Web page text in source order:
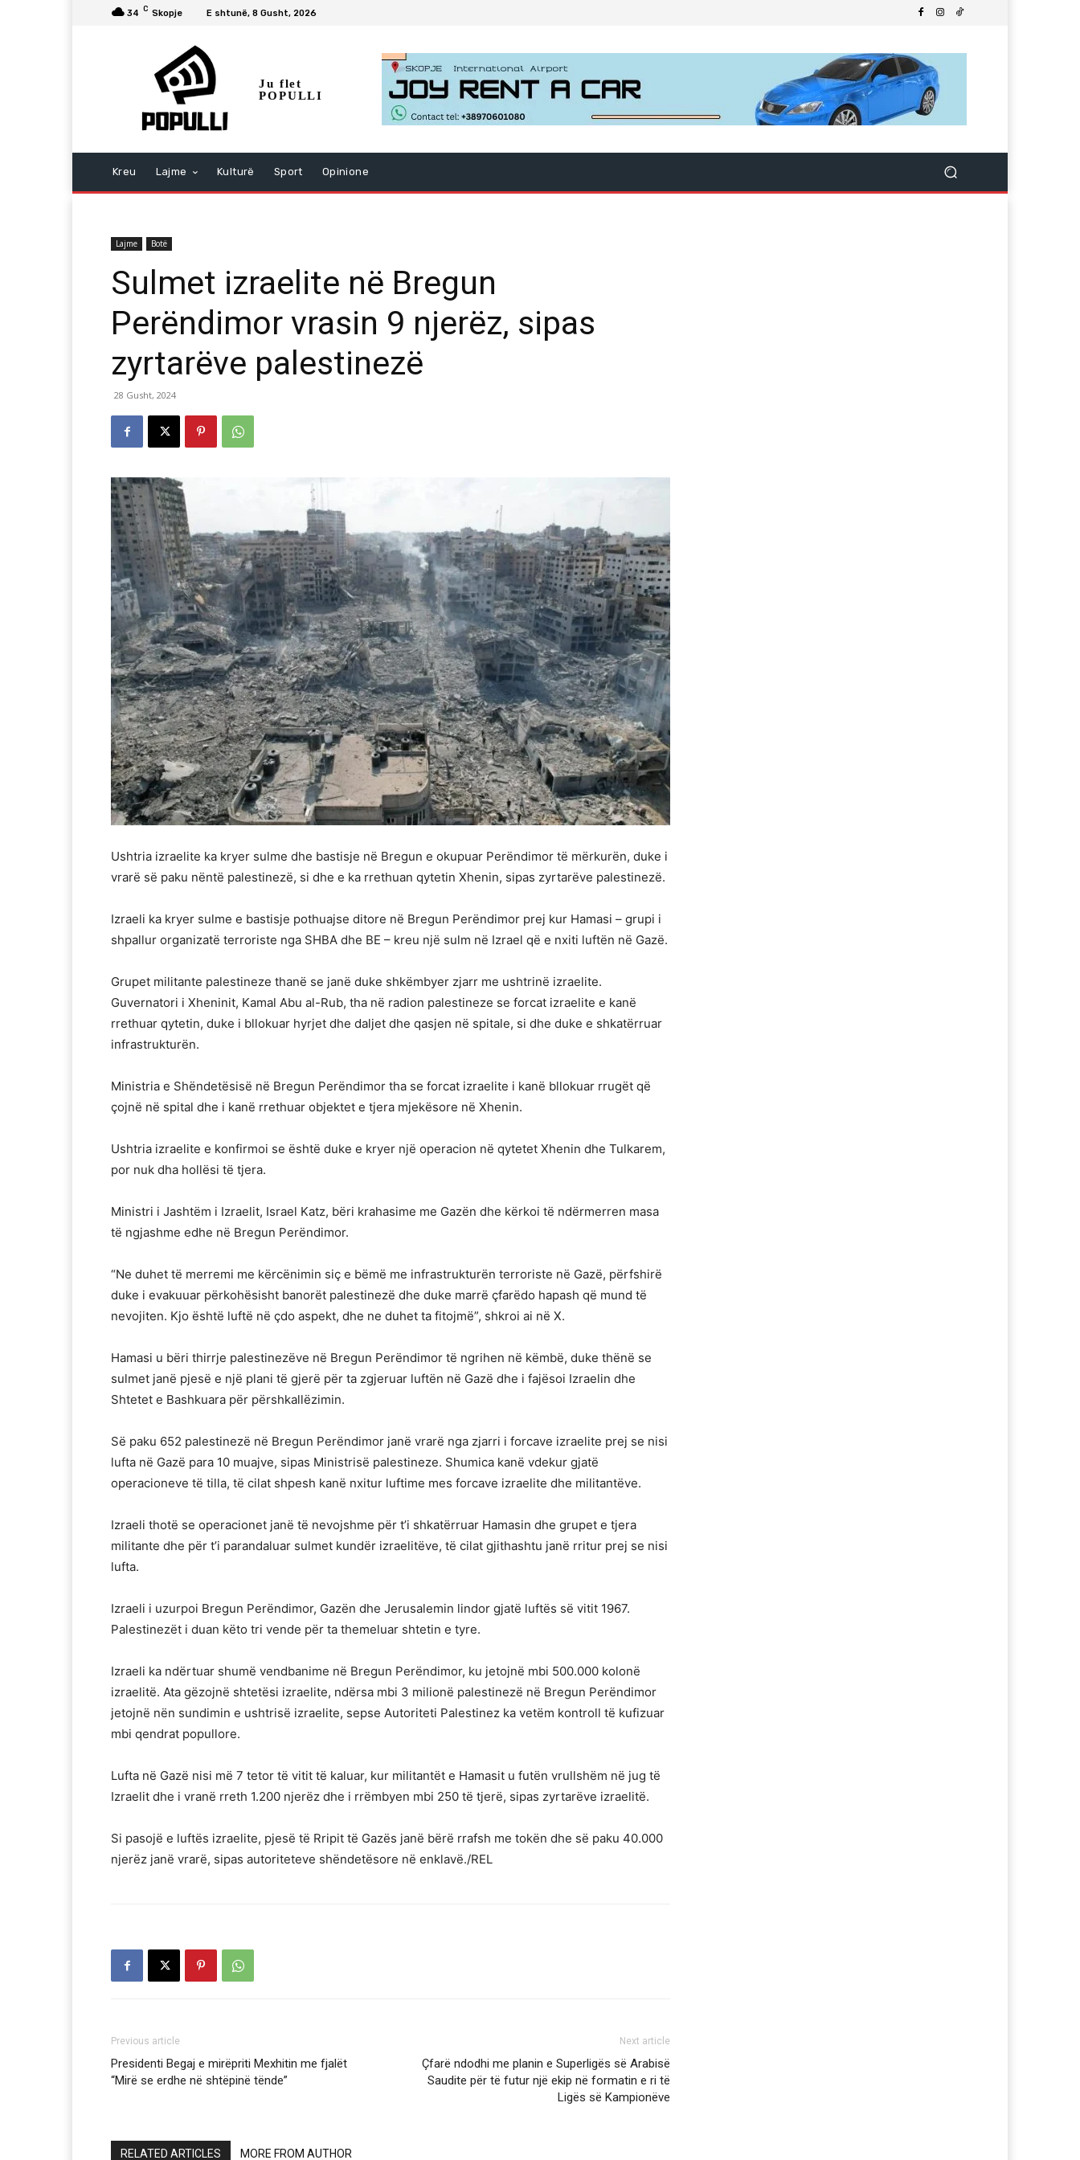
34 C Skopje E shtunë, 8 Gusht, 2026
Ju flet
POPULLI
Kreu Lajme Kulturë Sport Opinione
Lajme Botë
Sulmet izraelite në Bregun
Perëndimor vrasin 9 njerëz, sipas
zyrtarëve palestinezë
28 Gusht, 2024
Ushtria izraelite ka kryer sulme dhe bastisje në Bregun e okupuar Perëndimor të mërkurën, duke i
vrarë së paku nëntë palestinezë, si dhe e ka rrethuan qytetin Xhenin, sipas zyrtarëve palestinezë.
Izraeli ka kryer sulme e bastisje pothuajse ditore në Bregun Perëndimor prej kur Hamasi – grupi i
shpallur organizatë terroriste nga SHBA dhe BE – kreu një sulm në Izrael që e nxiti luftën në Gazë.
Grupet militante palestineze thanë se janë duke shkëmbyer zjarr me ushtrinë izraelite.
Guvernatori i Xheninit, Kamal Abu al-Rub, tha në radion palestineze se forcat izraelite e kanë
rrethuar qytetin, duke i bllokuar hyrjet dhe daljet dhe qasjen në spitale, si dhe duke e shkatërruar
infrastrukturën.
Ministria e Shëndetësisë në Bregun Perëndimor tha se forcat izraelite i kanë bllokuar rrugët që
çojnë në spital dhe i kanë rrethuar objektet e tjera mjekësore në Xhenin.
Ushtria izraelite e konfirmoi se është duke e kryer një operacion në qytetet Xhenin dhe Tulkarem,
por nuk dha hollësi të tjera.
Ministri i Jashtëm i Izraelit, Israel Katz, bëri krahasime me Gazën dhe kërkoi të ndërmerren masa
të ngjashme edhe në Bregun Perëndimor.
“Ne duhet të merremi me kërcënimin siç e bëmë me infrastrukturën terroriste në Gazë, përfshirë
duke i evakuuar përkohësisht banorët palestinezë dhe duke marrë çfarëdo hapash që mund të
nevojiten. Kjo është luftë në çdo aspekt, dhe ne duhet ta fitojmë”, shkroi ai në X.
Hamasi u bëri thirrje palestinezëve në Bregun Perëndimor të ngrihen në këmbë, duke thënë se
sulmet janë pjesë e një plani të gjerë për ta zgjeruar luftën në Gazë dhe i fajësoi Izraelin dhe
Shtetet e Bashkuara për përshkallëzimin.
Së paku 652 palestinezë në Bregun Perëndimor janë vrarë nga zjarri i forcave izraelite prej se nisi
lufta në Gazë para 10 muajve, sipas Ministrisë palestineze. Shumica kanë vdekur gjatë
operacioneve të tilla, të cilat shpesh kanë nxitur luftime mes forcave izraelite dhe militantëve.
Izraeli thotë se operacionet janë të nevojshme për t’i shkatërruar Hamasin dhe grupet e tjera
militante dhe për t’i parandaluar sulmet kundër izraelitëve, të cilat gjithashtu janë rritur prej se nisi
lufta.
Izraeli i uzurpoi Bregun Perëndimor, Gazën dhe Jerusalemin lindor gjatë luftës së vitit 1967.
Palestinezët i duan këto tri vende për ta themeluar shtetin e tyre.
Izraeli ka ndërtuar shumë vendbanime në Bregun Perëndimor, ku jetojnë mbi 500.000 kolonë
izraelitë. Ata gëzojnë shtetësi izraelite, ndërsa mbi 3 milionë palestinezë në Bregun Perëndimor
jetojnë nën sundimin e ushtrisë izraelite, sepse Autoriteti Palestinez ka vetëm kontroll të kufizuar
mbi qendrat popullore.
Lufta në Gazë nisi më 7 tetor të vitit të kaluar, kur militantët e Hamasit u futën vrullshëm në jug të
Izraelit dhe i vranë rreth 1.200 njerëz dhe i rrëmbyen mbi 250 të tjerë, sipas zyrtarëve izraelitë.
Si pasojë e luftës izraelite, pjesë të Rripit të Gazës janë bërë rrafsh me tokën dhe së paku 40.000
njerëz janë vrarë, sipas autoriteteve shëndetësore në enklavë./REL
Previous article
Presidenti Begaj e mirëpriti Mexhitin me fjalët
“Mirë se erdhe në shtëpinë tënde”
Next article
Çfarë ndodhi me planin e Superligës së Arabisë
Saudite për të futur një ekip në formatin e ri të
Ligës së Kampionëve
RELATED ARTICLES MORE FROM AUTHOR